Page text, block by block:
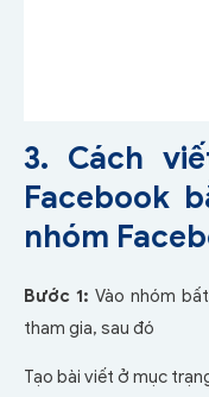
3. Cách
Facebook
nhóm
Bước 1: Vào nhóm
tham gia, sau đó
Tạo bài viết ở mục